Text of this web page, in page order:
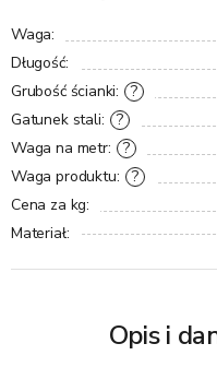
Waga:
Długość:
?
Grubość ścianki:
?
Gatunek stali:
?
Waga na metr:
?
Waga produktu:
Cena za kg:
Materiał:
Opis i